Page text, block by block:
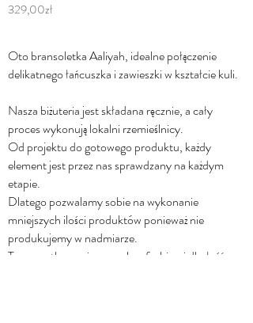
329,00zł
Oto bransoletka Aaliyah, idealne połączenie
delikatnego łańcuszka i zawieszki w kształcie kuli.
Nasza biżuteria jest składana ręcznie, a cały
proces wykonują lokalni rzemieślnicy.
Od projektu do gotowego produktu, każdy
element jest przez nas sprawdzany na każdym
etapie.
Dlatego pozwalamy sobie na wykonanie
mniejszych ilości produktów ponieważ nie
produkujemy w nadmiarze.
To wszystko w wierze w slow fashion i dbałość o